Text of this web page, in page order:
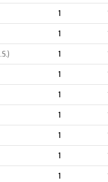
1
1
1
1
1
1
1
1
1